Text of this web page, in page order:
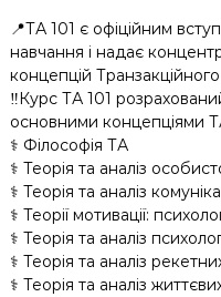
📍ТА 101 є офіційним
навчання і надає
концепцій Транзакційного
‼️Курс ТА 101
основними концепціями
⚕️ Філософія ТА
⚕️ Теорія та аналіз
⚕️ Теорія та аналіз
⚕️ Теорії мотивації:
⚕️ Теорія та аналіз
⚕️ Теорія та аналіз
⚕️ Теорія та аналіз